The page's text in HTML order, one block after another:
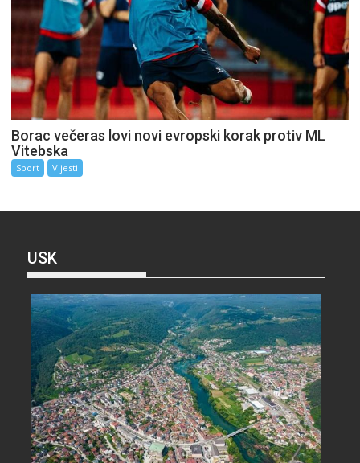
Borac večeras lovi novi evropski korak protiv ML
Vitebska
Sport Vijesti
USK